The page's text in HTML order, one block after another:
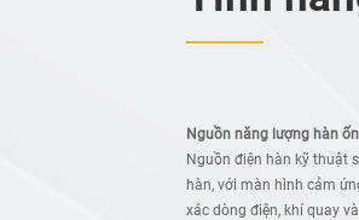
Nguồn năng lượng hàn
Nguồn điện hàn kỹ thuật
hàn, với màn hình cảm
xác dòng điện, khí quay